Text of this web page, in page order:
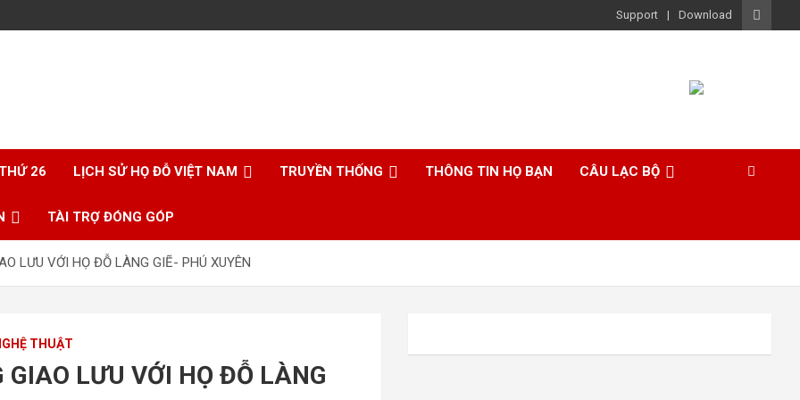
Support Download
26 LỊCH SỬ HỌ ĐỖ VIỆT NAM TRUYỀN THỐNG THÔNG TIN HỌ BẠN CÂU LẠC BỘ
TÀI TRỢ ĐÓNG GÓP
LƯU VỚI HỌ ĐỖ LÀNG GIẼ- PHÚ XUYÊN
THUẬT
LƯU VỚI HỌ ĐỖ LÀNG